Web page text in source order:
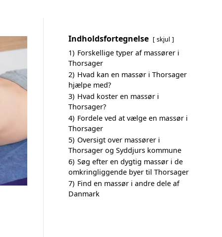
Indholdsfortegnelse skjul
1) Forskellige typer af massører i
Thorsager
2) Hvad kan en massør i Thorsager
hjælpe med?
3) Hvad koster en massør i
Thorsager?
4) Fordele ved at vælge en massør i
Thorsager
5) Oversigt over massører i
Thorsager og Syddjurs kommune
6) Søg efter en dygtig massør i de
omkringliggende byer til Thorsager
7) Find en massør i andre dele af
Danmark